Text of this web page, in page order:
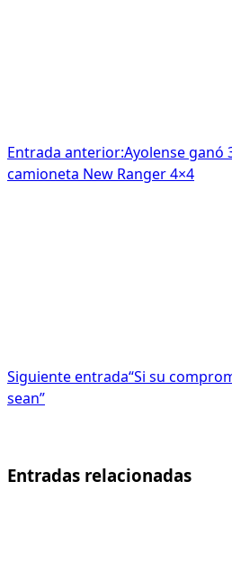
Entrada anterior:Ayolense ganó
camioneta New Ranger 4×4
Siguiente entrada“Si su
sean”
Entradas relacionadas